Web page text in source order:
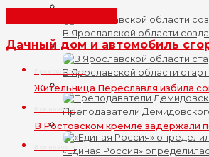
В Ярославской области
В Ярославской области
Преподаватели
«Единая Россия»
Дачный дом и автомобиль
Происшествия
Жительница Переславля избила
Все новости
В Ростовском кремле задержали
Все новости